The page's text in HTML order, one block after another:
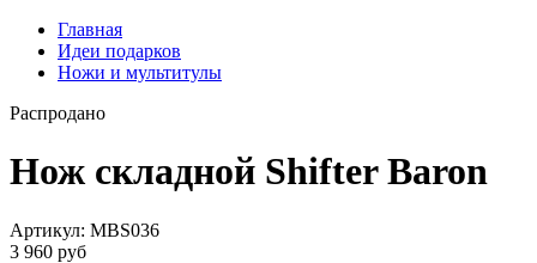
Главная
Идеи подарков
Ножи и мультитулы
Распродано
Нож складной Shifter Baron
Артикул: MBS036
3 960 руб